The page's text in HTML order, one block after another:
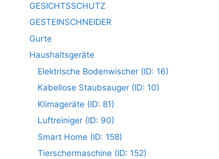
GESICHTSSCHUTZ
GESTEINSCHNEIDER
Gurte
Haushaltsgeräte
Elektrische Bodenwischer (ID: 16)
Kabellose Staubsauger (ID: 10)
Klimageräte (ID: 81)
Luftreiniger (ID: 90)
Smart Home (ID: 158)
Tierschermaschine (ID: 152)